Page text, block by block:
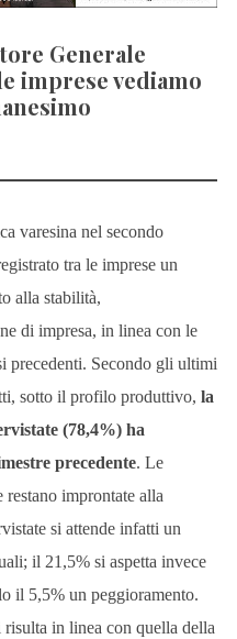
Generale
imprese vediamo
varesina nel secondo
tra le imprese un
alla stabilità,
di impresa, in linea con le
precedenti. Secondo gli ultimi
sotto il profilo produttivo, la
(78,4%) ha
precedente. Le
improntate alla
si attende infatti un
il 21,5% si aspetta invece
il 5,5% un peggioramento.
in linea con quella della